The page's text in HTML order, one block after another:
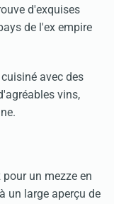
d'exquises
de l'ex empire
avec des
vins,
un mezze en
un large aperçu de